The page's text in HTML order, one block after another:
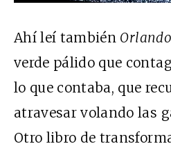
Ahí leí también Orlando
verde pálido que
lo que contaba, que
atravesar volando las
Otro libro de